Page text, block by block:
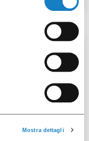
Mostra dettagli